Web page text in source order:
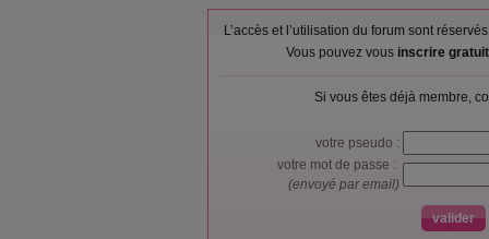
L’accès et l’utilisation du forum sont
Vous pouvez vous inscrire
Si vous êtes déjà membre,
votre pseudo :
votre mot de passe :
(envoyé par email)